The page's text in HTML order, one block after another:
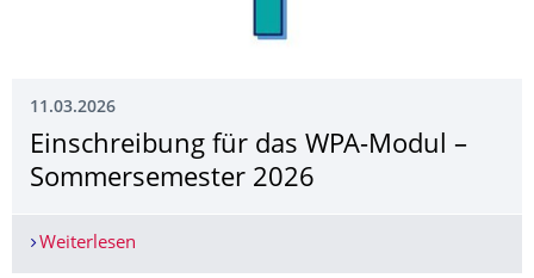
11.03.2026
Einschreibung für das WPA-Modul –
Sommersemester 2026
Weiterlesen